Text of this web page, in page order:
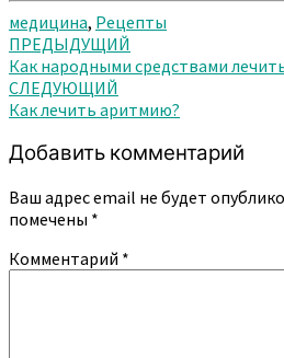
медицина, Рецепты
Навигация
по
записям
ПРЕДЫДУЩИЙ
Как народными средствами
СЛЕДУЮЩИЙ
Как лечить аритмию?
Добавить комментарий
Ваш адрес email не будет
помечены *
Комментарий *